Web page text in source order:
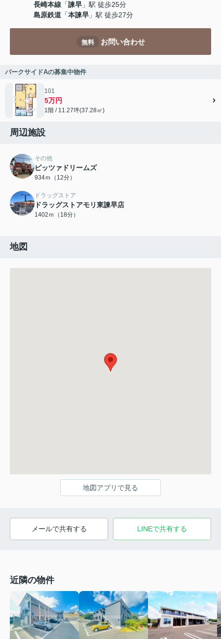
長崎本線 「諫早 」駅 徒歩25分
島原鉄道 「本諫早 」駅 徒歩27分
無料 お問い合わせ
パークサイドAの募集中物件
101
5万円
1階 / 11.27坪(37.28㎡)
周辺施設
その他
ピッツァドリームズ
934ｍ（12分）
ドラッグストア
ドラッグストアモリ東諫早店
1402ｍ（18分）
地図
地図アプリで見る
メールで共有する LINEで共有する
近隣の物件